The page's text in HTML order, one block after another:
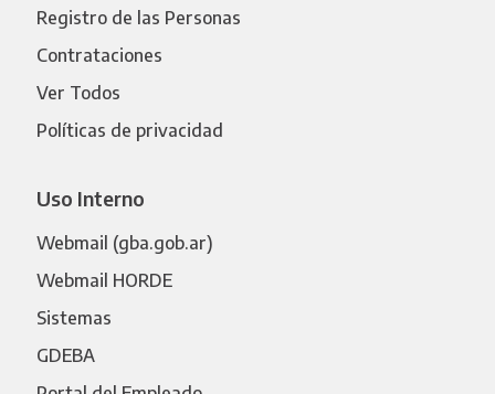
Registro de las Personas
Contrataciones
Ver Todos
Políticas de privacidad
Uso Interno
Webmail (gba.gob.ar)
Webmail HORDE
Sistemas
GDEBA